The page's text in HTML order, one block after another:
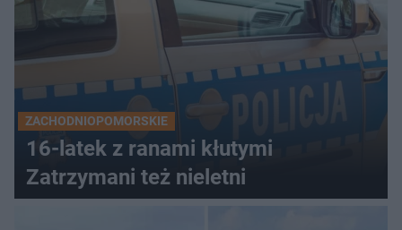
ZACHODNIOPOMORSKIE
16-latek z ranami kłutymi
Zatrzymani też nieletni